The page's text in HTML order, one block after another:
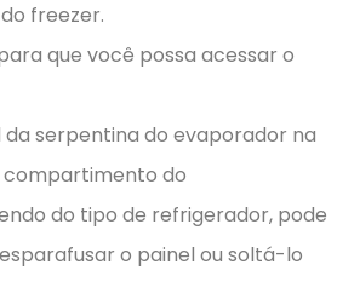
freezer.
que você possa acessar o
da serpentina do evaporador na
do
do tipo de refrigerador, pode
o painel ou soltá-lo